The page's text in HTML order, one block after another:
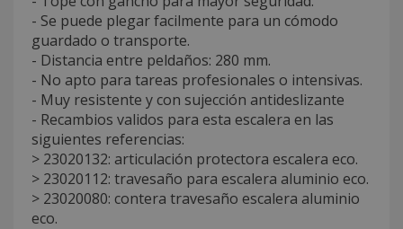
- Se puede plegar facilmente para un cómodo
guardado o transporte.
- Distancia entre peldaños: 280 mm.
- No apto para tareas profesionales o intensivas.
- Muy resistente y con sujección antideslizante
- Recambios validos para esta escalera en las
siguientes referencias:
> 23020132: articulación protectora escalera eco.
> 23020112: travesaño para escalera aluminio eco.
> 23020080: contera travesaño escalera aluminio
eco.